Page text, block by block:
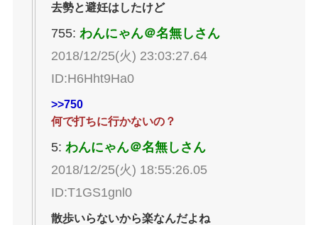
去勢と避妊はしたけど
755: わんにゃん＠名無しさん
2018/12/25(火) 23:03:27.64
ID:H6Hht9Ha0
>>750
何で打ちに行かないの？
5: わんにゃん＠名無しさん
2018/12/25(火) 18:55:26.05
ID:T1GS1gnl0
散歩いらないから楽なんだよね